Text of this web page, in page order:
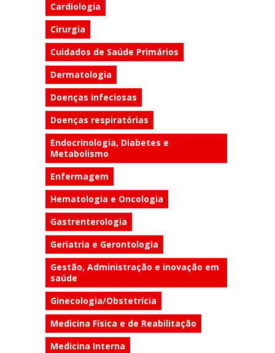
Cardiologia
Cirurgia
Cuidados de Saúde Primários
Dermatologia
Doenças infeciosas
Doenças respiratórias
Endocrinologia, Diabetes e
Metabolismo
Enfermagem
Hematologia e Oncologia
Gastrenterologia
Geriatria e Gerontologia
Gestão, Administração e inovação em
saúde
Ginecologia/Obstetrícia
Medicina Física e de Reabilitação
Medicina Interna